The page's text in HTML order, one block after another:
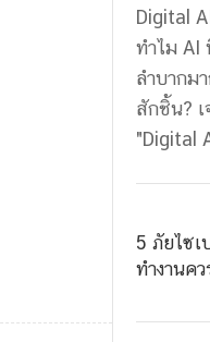
Digital
ทำไม AI
ลำบากม
สักชิ้น? เ
"Digital
5 ภัยไซ
ทำงานคว